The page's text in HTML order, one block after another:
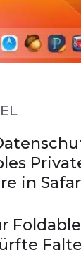
in